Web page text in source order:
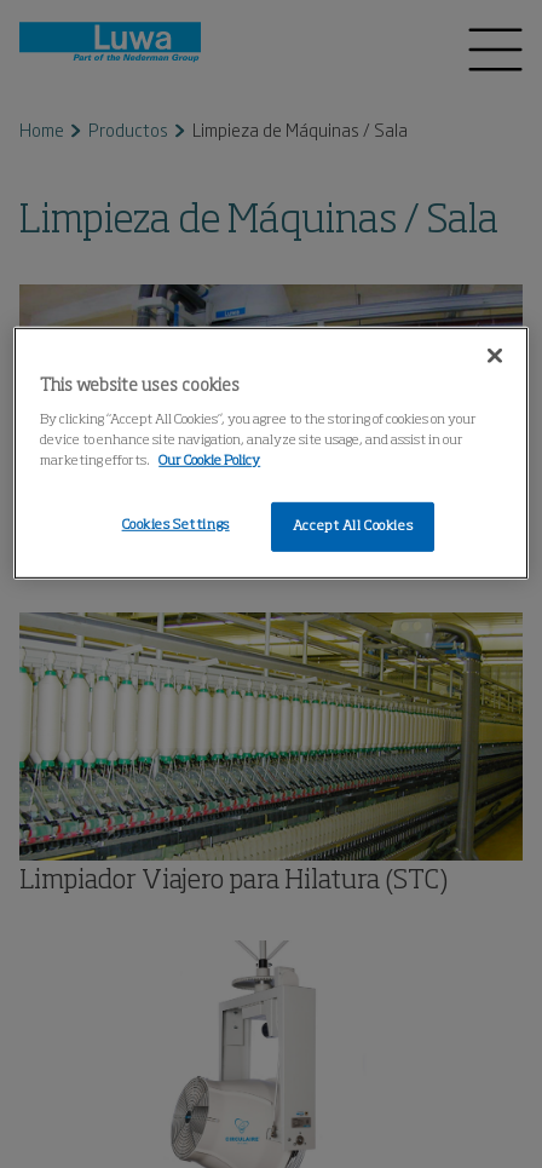
Home Productos Limpieza de Máquinas / Sala
Limpieza de Máquinas / Sala
Limpiador Viajero para Tejeduría (LTC)
Limpiador Viajero para Hilatura (STC)
This website uses cookies
By clicking “Accept All Cookies”, you agree to the storing of cookies on your
device to enhance site navigation, analyze site usage, and assist in our
marketing efforts.
Our Cookie Policy
Accept All Cookies
Cookies Settings